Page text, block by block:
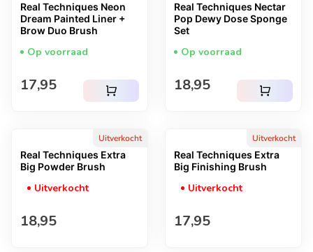
Real Techniques Neon
Dream Painted Liner +
Brow Duo Brush
Op voorraad
Normale prijs
17,95 shopping_cart
Real Techniques Nectar
Pop Dewy Dose Sponge
Set
Op voorraad
Normale prijs
18,95 shopping_cart
Uitverkocht
Real Techniques Extra
Big Powder Brush
Uitverkocht
Normale prijs
18,95
Uitverkocht
Real Techniques Extra
Big Finishing Brush
Uitverkocht
Normale prijs
17,95